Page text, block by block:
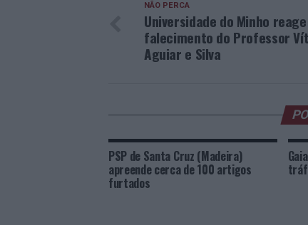
NÃO PERCA
Universidade do Minho
falecimento do Professor
Aguiar e Silva
PSP de Santa Cruz (Madeira)
apreende cerca de 100 artigos
furtados